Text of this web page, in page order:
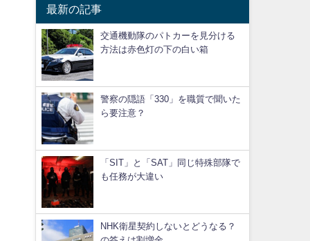
最新の記事
交通機動隊のパトカーを見分ける
方法は赤色灯の下の白い箱
警察の隠語「330」を職質で聞いた
ら要注意？
「SIT」と「SAT」同じ特殊部隊で
も任務が大違い
NHK衛星契約しないとどうなる？